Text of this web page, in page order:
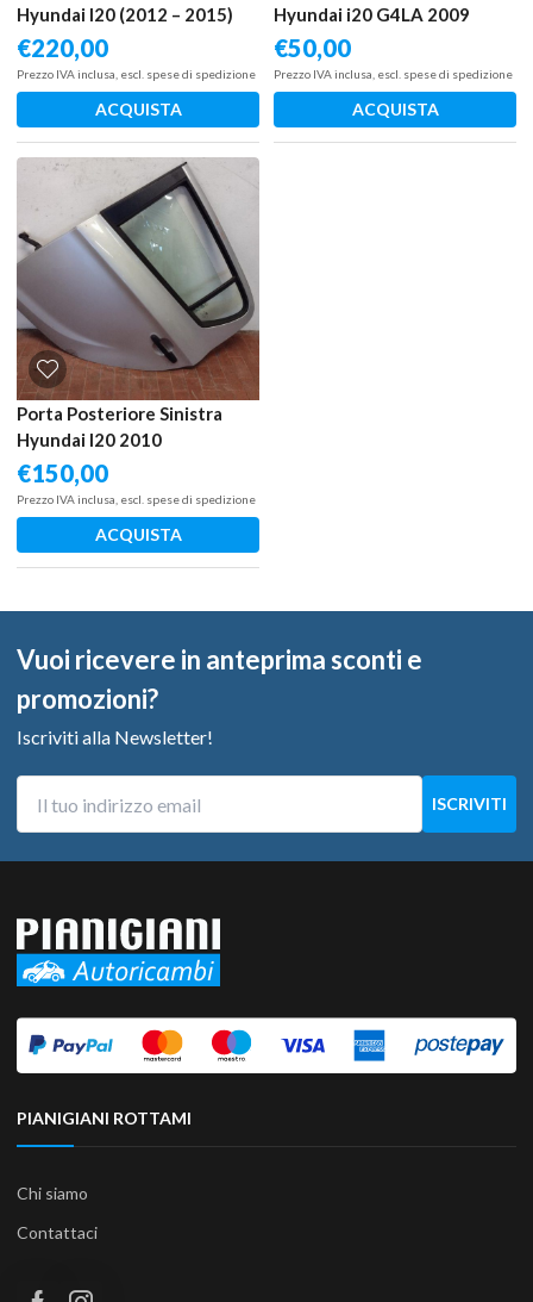
Hyundai I20 (2012 – 2015)
1.3 63 KW benzina
770041J010 G4LA
€220,00
Prezzo IVA inclusa, escl. spese di spedizione
ACQUISTA
Hyundai i20 G4LA 2009
€50,00
Prezzo IVA inclusa, escl. spese di spedizione
ACQUISTA
Porta Posteriore Sinistra
Hyundai I20 2010
€150,00
Prezzo IVA inclusa, escl. spese di spedizione
ACQUISTA
Vuoi ricevere in anteprima sconti e
promozioni?
Iscriviti alla Newsletter!
PIANIGIANI ROTTAMI
Chi siamo
Contattaci